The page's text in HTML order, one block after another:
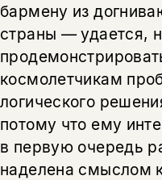
бармену из
страны — удается,
космолетчикам
логического
потому что ему
в первую очередь
наделена смыслом